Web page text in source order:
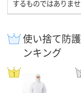
するものではありま
使い捨て防
ンキング